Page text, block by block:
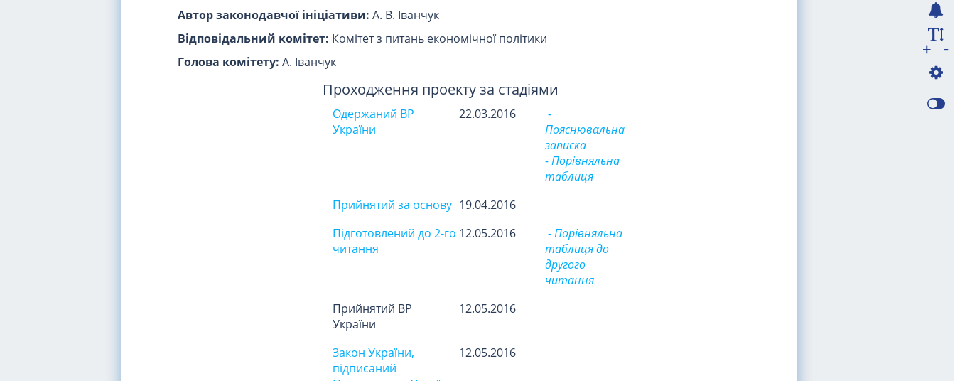
Автор законодавчої ініціативи: А. В. Іванчук
Відповідальний комітет: Комітет з питань економічної політики
Голова комітету: А. Іванчук
Проходження проекту за стадіями
Одержаний ВР
України
22.03.2016
-
Пояснювальна
записка
- Порівняльна
таблиця
Прийнятий за основу 19.04.2016
Підготовлений до 2-го
читання
12.05.2016
- Порівняльна
таблиця до
другого
читання
Прийнятий ВР
України
12.05.2016
Закон України,
підписаний
12.05.2016
-
+